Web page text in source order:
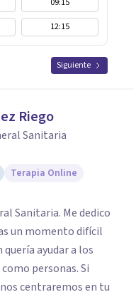
09:15
12:15
Siguiente
Riego
Sanitaria
Terapia Online
Sanitaria. Me dedico
un momento difícil
ayudar a los
personas. Si
centraremos en tu